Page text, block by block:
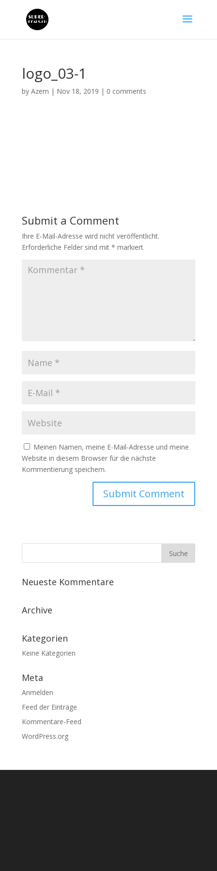
logo_03-1
by Azem | Nov 18, 2019 | 0 comments
Submit a Comment
Ihre E-Mail-Adresse wird nicht veröffentlicht.
Erforderliche Felder sind mit * markiert
Meinen Namen, meine E-Mail-Adresse und meine
Website in diesem Browser für die nächste
Kommentierung speichern.
Neueste Kommentare
Archive
Kategorien
Keine Kategorien
Meta
Anmelden
Feed der Einträge
Kommentare-Feed
WordPress.org